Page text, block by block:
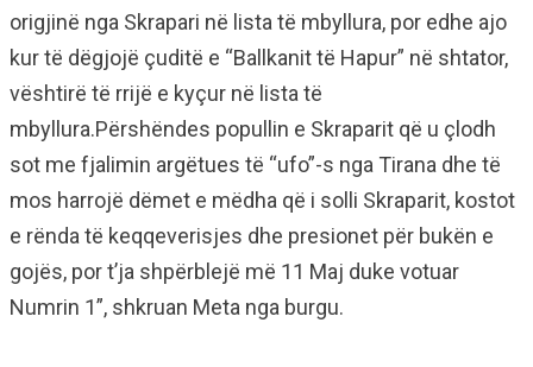
origjinë nga Skrapari në lista të mbyllura, por edhe ajo
kur të dëgjojë çuditë e “Ballkanit të Hapur” në shtator,
vështirë të rrijë e kyçur në lista të
mbyllura.Përshëndes popullin e Skraparit që u çlodh
sot me fjalimin argëtues të “ufo”-s nga Tirana dhe të
mos harrojë dëmet e mëdha që i solli Skraparit, kostot
e rënda të keqqeverisjes dhe presionet për bukën e
gojës, por t’ja shpërblejë më 11 Maj duke votuar
Numrin 1”, shkruan Meta nga burgu.